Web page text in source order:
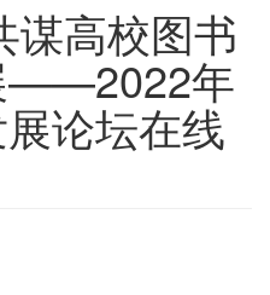
谋高校图书
——2022年
论坛在线